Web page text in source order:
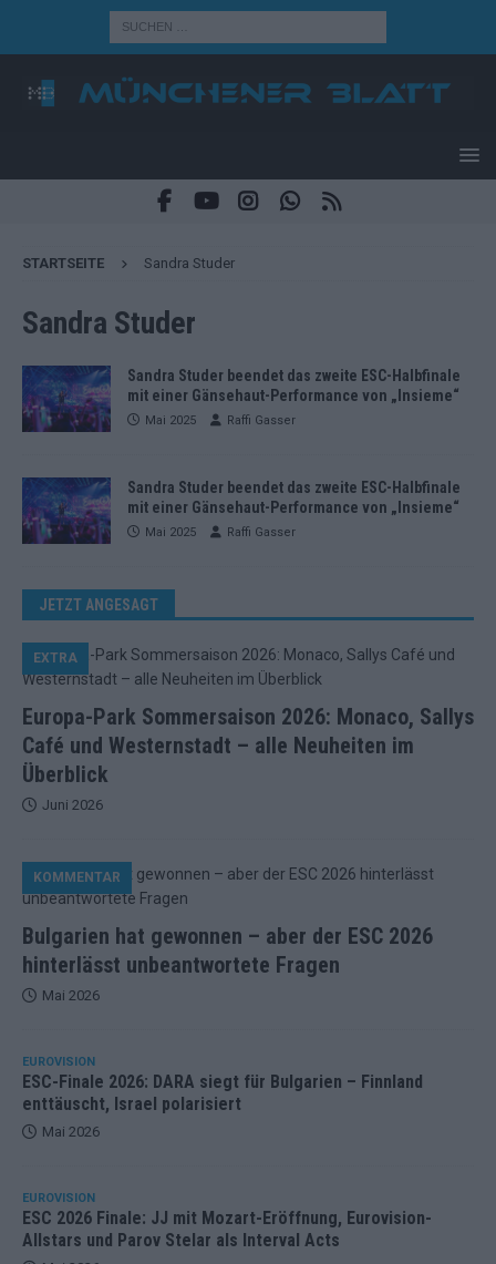
STARTSEITE Sandra Studer
Sandra Studer
Sandra Studer beendet das zweite ESC-Halbfinale
mit einer Gänsehaut-Performance von „Insieme“
Mai 2025 Raffi Gasser
Sandra Studer beendet das zweite ESC-Halbfinale
mit einer Gänsehaut-Performance von „Insieme“
Mai 2025 Raffi Gasser
JETZT ANGESAGT
Europa-Park Sommersaison 2026: Monaco, Sallys
Café und Westernstadt – alle Neuheiten im
Überblick
EXTRA
Juni 2026
Bulgarien hat gewonnen – aber der ESC 2026
hinterlässt unbeantwortete Fragen
KOMMENTAR
Mai 2026
EUROVISION
ESC-Finale 2026: DARA siegt für Bulgarien – Finnland
enttäuscht, Israel polarisiert
Mai 2026
EUROVISION
ESC 2026 Finale: JJ mit Mozart-Eröffnung, Eurovision-
Allstars und Parov Stelar als Interval Acts